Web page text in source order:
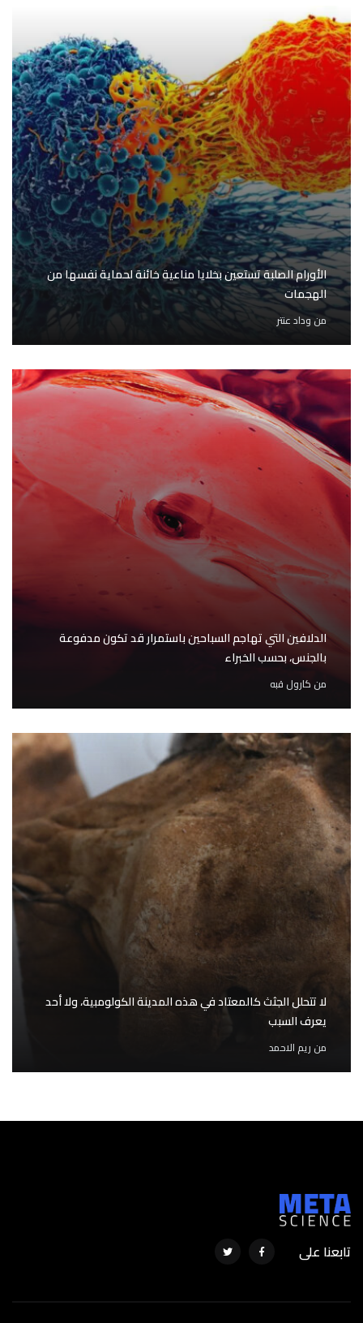
الأورام الصلبة تستعين بخلايا مناعية خائنة لحماية نفسها من
الهجمات
منوداد عنتر
الدلافين التي تهاجم السباحين باستمرار قد تكون مدفوعة
بالجنس، بحسب الخبراء
من كارول قبه
لا تتحلل الجثث كالمعتاد في هذه المدينة الكولومبية، ولا أحد
يعرف السبب
من ريم الاحمد
تابعنا على